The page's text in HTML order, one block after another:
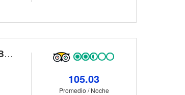
Microtel Inn & Suites By Wyndham Atlanta/Buckhead Area
105.03
Promedio / Noche